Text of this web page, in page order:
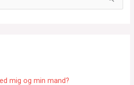
mig og min mand?